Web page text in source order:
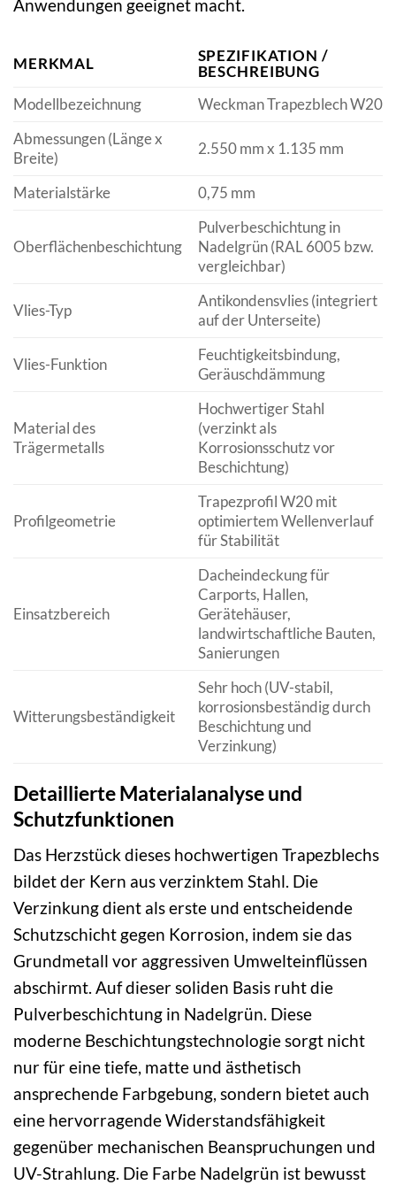
Anwendungen geeignet macht.
MERKMAL
SPEZIFIKATION /
BESCHREIBUNG
Modellbezeichnung
Weckman Trapezblech W20
Abmessungen (Länge x
Breite)
2.550 mm x 1.135 mm
Materialstärke 0,75 mm
Oberflächenbeschichtung
Pulverbeschichtung in
Nadelgrün (RAL 6005 bzw.
vergleichbar)
Vlies-Typ
Antikondensvlies (integriert
auf der Unterseite)
Vlies-Funktion
Feuchtigkeitsbindung,
Geräuschdämmung
Material des
Trägermetalls
Hochwertiger Stahl
(verzinkt als
Korrosionsschutz vor
Beschichtung)
Profilgeometrie
Trapezprofil W20 mit
optimiertem Wellenverlauf
für Stabilität
Einsatzbereich
Dacheindeckung für
Carports, Hallen,
Gerätehäuser,
landwirtschaftliche Bauten,
Sanierungen
Witterungsbeständigkeit
Sehr hoch (UV-stabil,
korrosionsbeständig durch
Beschichtung und
Verzinkung)
Detaillierte Materialanalyse und
Schutzfunktionen
Das Herzstück dieses hochwertigen Trapezblechs
bildet der Kern aus verzinktem Stahl. Die
Verzinkung dient als erste und entscheidende
Schutzschicht gegen Korrosion, indem sie das
Grundmetall vor aggressiven Umwelteinflüssen
abschirmt. Auf dieser soliden Basis ruht die
Pulverbeschichtung in Nadelgrün. Diese
moderne Beschichtungstechnologie sorgt nicht
nur für eine tiefe, matte und ästhetisch
ansprechende Farbgebung, sondern bietet auch
eine hervorragende Widerstandsfähigkeit
gegenüber mechanischen Beanspruchungen und
UV-Strahlung. Die Farbe Nadelgrün ist bewusst